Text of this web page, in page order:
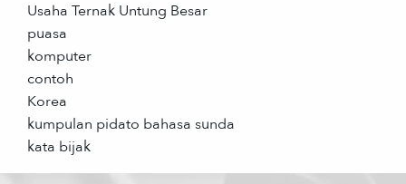
Usaha Ternak Untung Besar
puasa
komputer
contoh
Korea
kumpulan pidato bahasa sunda
kata bijak